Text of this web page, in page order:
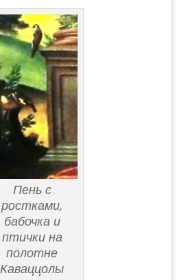
Пень с
ростками,
бабочка и
птички на
полотне
Каваццолы